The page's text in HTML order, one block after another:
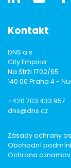
Kontakt
DNS a.s.
City Empiria
Na Strži 1702/65
140 00 Praha 4 -
+420 703 433 957
dns@dns.cz
Zásady ochrany
Obchodní
Ochrana